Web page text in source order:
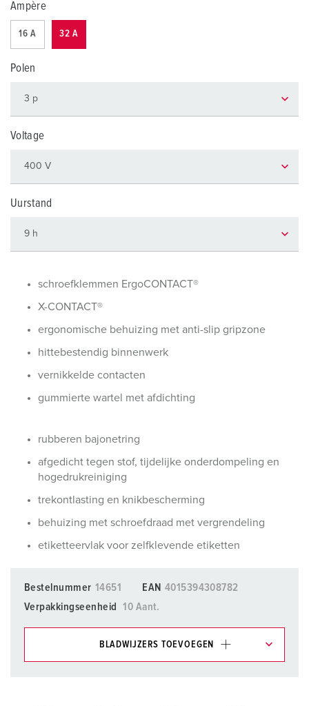
Ampère
16 A 32 A
Polen
Voltage
Uurstand
schroefklemmen ErgoCONTACT®
X-CONTACT®
ergonomische behuizing met anti-slip gripzone
hittebestendig binnenwerk
vernikkelde contacten
gummierte wartel met afdichting
rubberen bajonetring
afgedicht tegen stof, tijdelijke onderdompeling en
hogedrukreiniging
trekontlasting en knikbescherming
behuizing met schroefdraad met vergrendeling
etiketteervlak voor zelfklevende etiketten
Bestelnummer 14651 EAN 4015394308782
Verpakkingseenheid
10 Aant.
BLADWIJZERS TOEVOEGEN